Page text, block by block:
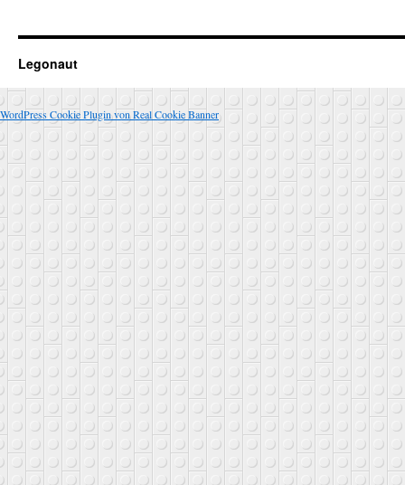
Legonaut
WordPress Cookie Plugin von Real Cookie Banner